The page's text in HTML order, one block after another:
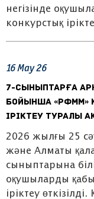
негізінде
конкурстық
16May26
7-сыныптарға
бойынша «РФММ»
іріктеу туралы
2026 жылғы 25
және Алматы
сыныптарына
оқушыларды
іріктеу